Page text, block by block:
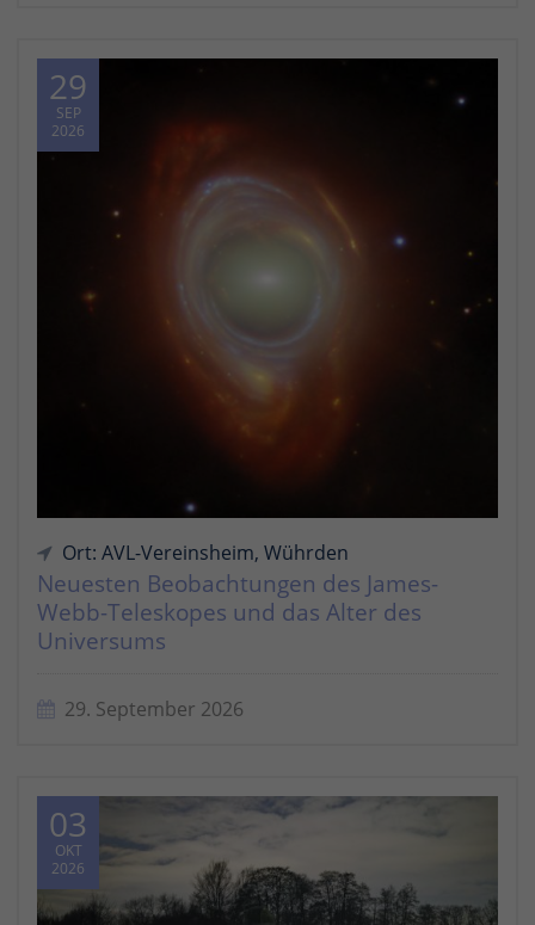
29
SEP
2026
Ort: AVL-Vereinsheim, Wührden
Neuesten Beobachtungen des James-
Webb-Teleskopes und das Alter des
Universums
29. September 2026
03
OKT
2026